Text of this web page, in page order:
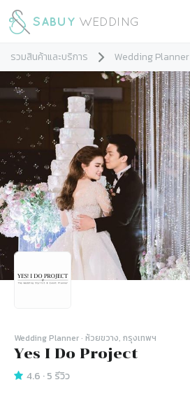
รวมสินค้าและบริการ Wedding Planner
Wedding Planner · ห้วยขวาง, กรุงเทพฯ
Yes I Do Project
4.6 ·5 รีวิว